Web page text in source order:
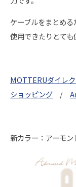
ケーブルをまとめ
使用できたりとても
MOTTERUダイレ
ショッピング /
新カラー：アーモ